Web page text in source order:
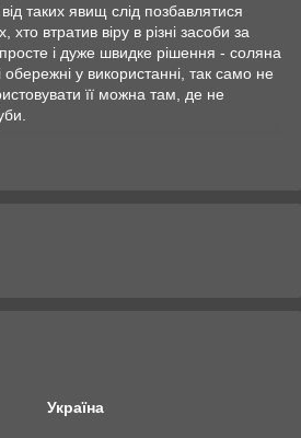
таких явищ слід позбавлятися
втратив віру в різні засоби за
і дуже швидке рішення - соляна
обережні у використанні, так само не
її можна там, де не
Україна